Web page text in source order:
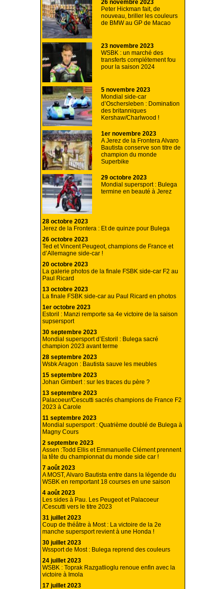
26 novembre 2023
Peter Hickman fait, de
nouveau, briller les couleurs
de BMW au GP de Macao
23 novembre 2023
WSBK : un marché des
transferts complétement fou
pour la saison 2024
5 novembre 2023
Mondial side-car
d’Oschersleben : Domination
des britanniques
Kershaw/Charlwood !
1er novembre 2023
A Jerez de la Frontera Alvaro
Bautista conserve son titre de
champion du monde
Superbike
29 octobre 2023
Mondial supersport : Bulega
termine en beauté à Jerez
28 octobre 2023
Jerez de la Frontera : Et de quinze pour Bulega
26 octobre 2023
Ted et Vincent Peugeot, champions de France et
d’Allemagne side-car !
20 octobre 2023
La galerie photos de la finale FSBK side-car F2 au
Paul Ricard
13 octobre 2023
La finale FSBK side-car au Paul Ricard en photos
1er octobre 2023
Estoril : Manzi remporte sa 4e victoire de la saison
supsersport
30 septembre 2023
Mondial supersport d’Estoril : Bulega sacré
champion 2023 avant terme
28 septembre 2023
Wsbk Aragon : Bautista sauve les meubles
15 septembre 2023
Johan Gimbert : sur les traces du père ?
13 septembre 2023
Palacoeur/Cescutti sacrés champions de France F2
2023 à Carole
11 septembre 2023
Mondial supersport : Quatrième doublé de Bulega à
Magny Cours
2 septembre 2023
Assen :Todd Ellis et Emmanuelle Clément prennent
la tête du championnat du monde side car !
7 août 2023
A MOST, Alvaro Bautista entre dans la légende du
WSBK en remportant 18 courses en une saison
4 août 2023
Les sides à Pau. Les Peugeot et Palacoeur
/Cescutti vers le titre 2023
31 juillet 2023
Coup de théâtre à Most : La victoire de la 2e
manche supersport revient à une Honda !
30 juillet 2023
Wssport de Most : Bulega reprend des couleurs
24 juillet 2023
WSBK : Toprak Razgatlioglu renoue enfin avec la
victoire à Imola
17 juillet 2023